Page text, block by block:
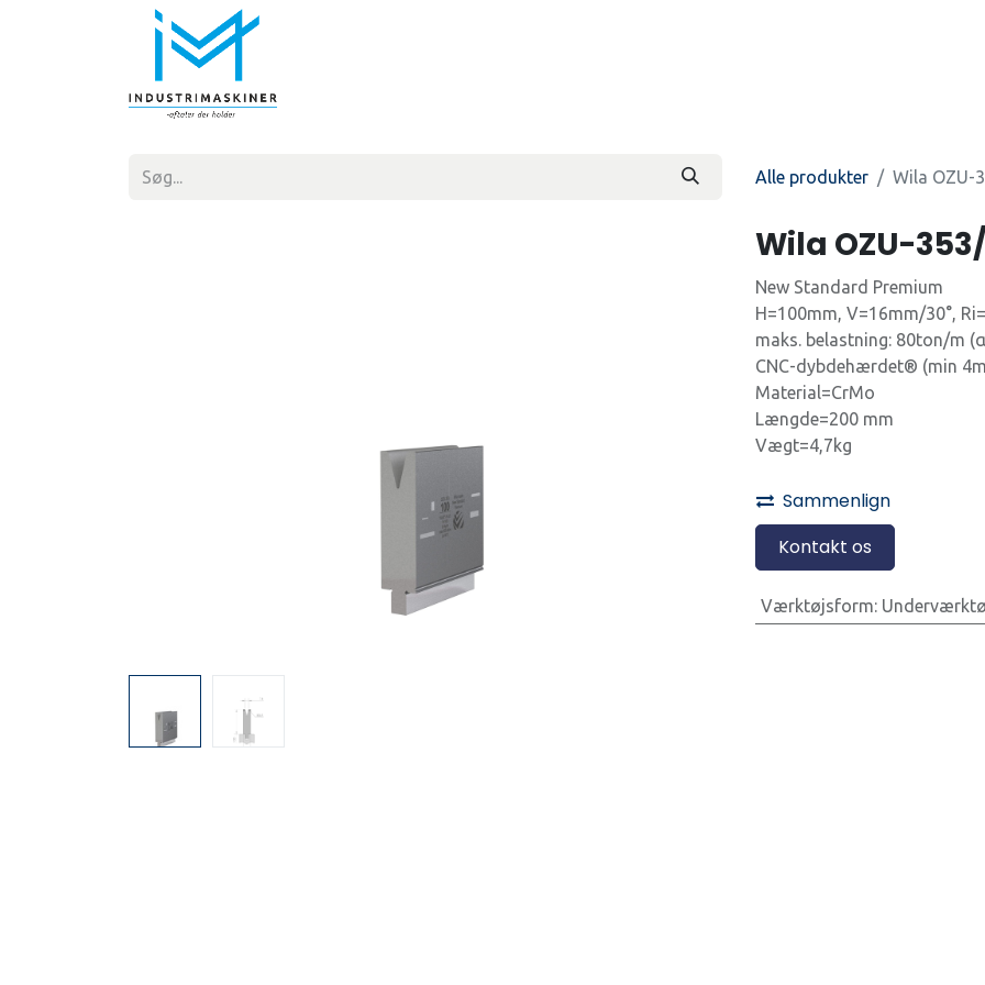
Alle produkter Wila OZU-
Wila OZU-
New Standard Premium
H=100mm, V=16mm/30°,
maks. belastning: 80ton/m
CNC-dybdehærdet® (min
Material=CrMo
Længde=200 mm
Vægt=4,7kg
Sammenlign
Kontakt os
Værktøjsform: